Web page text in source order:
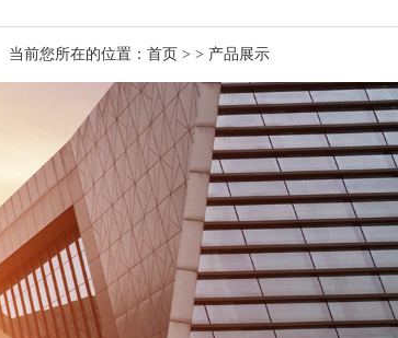
当前您所在的位置： 首页 > > 产品展示